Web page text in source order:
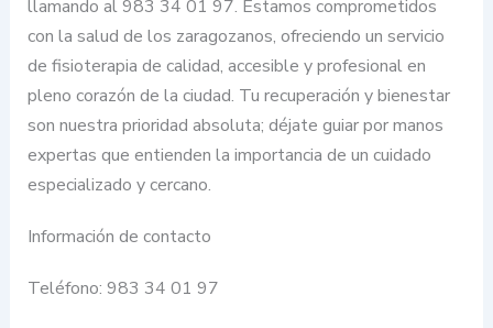
llamando al 983 34 01 97. Estamos comprometidos
con la salud de los zaragozanos, ofreciendo un servicio
de fisioterapia de calidad, accesible y profesional en
pleno corazón de la ciudad. Tu recuperación y bienestar
son nuestra prioridad absoluta; déjate guiar por manos
expertas que entienden la importancia de un cuidado
especializado y cercano.
Información de contacto
Teléfono: 983 34 01 97